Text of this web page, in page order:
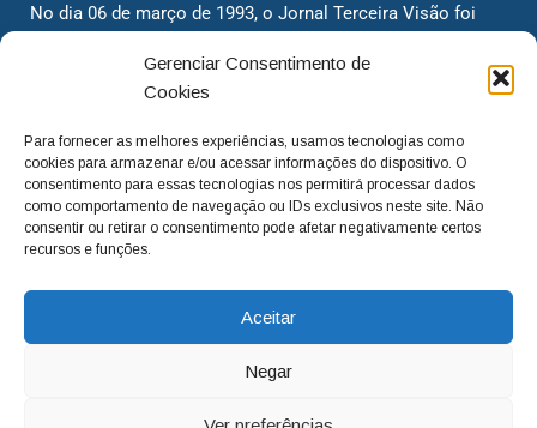
Gerenciar Consentimento de
Cookies
Para fornecer as melhores experiências, usamos tecnologias como
cookies para armazenar e/ou acessar informações do dispositivo. O
consentimento para essas tecnologias nos permitirá processar dados
como comportamento de navegação ou IDs exclusivos neste site. Não
consentir ou retirar o consentimento pode afetar negativamente certos
recursos e funções.
Aceitar
Negar
No dia 06 de março de 1993, o Jornal Terceira Visão foi
cidadãos valinhenses, já que naquela época só existiam
dois jornais. Há mais de 30 anos, o jornal continua
com o foco de trazer as melhores notícias. Nunca
deixamos de lado as necessidades do cidadão, sempre
questionando os órgãos públicos em busca de melhorias
para a cidade e sempre cobrando resoluções para casos
adm@jtv.com.br
(19) 3929-6225